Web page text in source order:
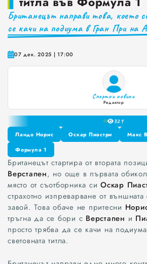
Как да постъпваме с близките, които не ни
Британецът направи това, което
се качи на подиума в Гран При на
07 дек. 2025 | 17:00
Спортни новини
Редактор
32
0
1
3
5
6
7
8
9
Ландо Норис
Ландо Норис
Оскар Пиастри
Макс
Формула 1
Формула 1
Британецът стартира от втората
Верстапен, но още в първата
място от съотборника си Оскар
страхотно изпреварване от
завой. Това обаче не притесни
тръгна да се бори с Верстапен и
просто трябва да се качи на
световната титла.